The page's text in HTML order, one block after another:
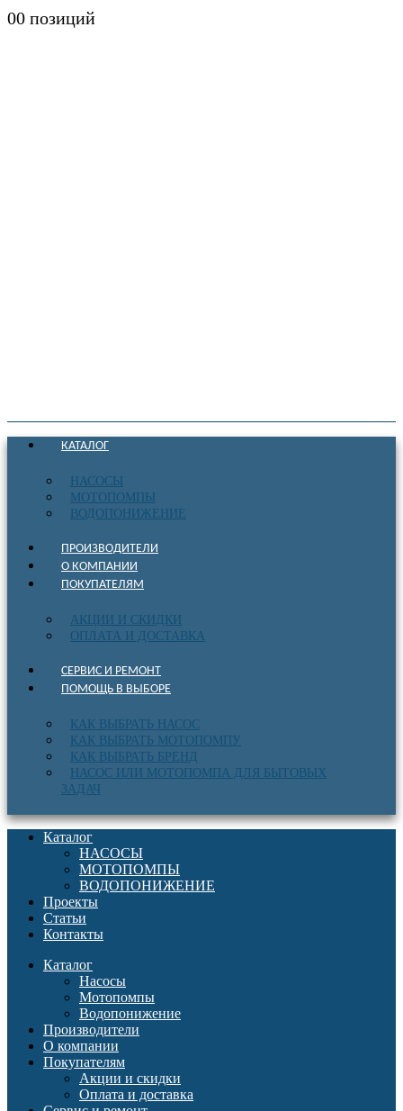
00 позиций
КАТАЛОГ
НАСОСЫ
МОТОПОМПЫ
ВОДОПОНИЖЕНИЕ
ПРОИЗВОДИТЕЛИ
О КОМПАНИИ
ПОКУПАТЕЛЯМ
АКЦИИ И СКИДКИ
ОПЛАТА И ДОСТАВКА
СЕРВИС И РЕМОНТ
ПОМОЩЬ В ВЫБОРЕ
КАК ВЫБРАТЬ НАСОС
КАК ВЫБРАТЬ МОТОПОМПУ
КАК ВЫБРАТЬ БРЕНД
НАСОС ИЛИ МОТОПОМПА ДЛЯ БЫТОВЫХ
ЗАДАЧ
Каталог
НАСОСЫ
МОТОПОМПЫ
ВОДОПОНИЖЕНИЕ
Проекты
Статьи
Контакты
Каталог
Насосы
Мотопомпы
Водопонижение
Производители
О компании
Покупателям
Акции и скидки
Оплата и доставка